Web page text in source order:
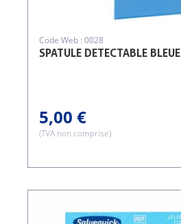
SPATULE DETECTABLE BLEUE
Code Web : 0028
5,00 €
(TVA non comprise)